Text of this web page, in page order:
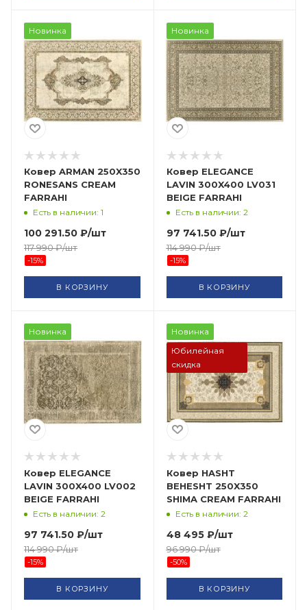
Новинка
Ковер ARMAN 250X350
RONESANS CREAM
FARRAHI
Есть в наличии: 1
100 291.50 ₽/шт
117 990₽/шт
-15%
В КОРЗИНУ
Новинка
Ковер ELEGANCE
LAVIN 300X400 LV031
BEIGE FARRAHI
Есть в наличии: 2
97 741.50₽/шт
114 990₽/шт
-15%
В КОРЗИНУ
Новинка
Ковер ELEGANCE
LAVIN 300X400 LV002
BEIGE FARRAHI
Есть в наличии: 2
97 741.50 ₽/шт
114 990₽/шт
-15%
В КОРЗИНУ
Новинка
Юбилейная
скидка
Ковер HASHT
BEHESHT 250X350
SHIMA CREAM FARRAHI
Есть в наличии: 2
48 495₽/шт
96 990₽/шт
-50%
В КОРЗИНУ